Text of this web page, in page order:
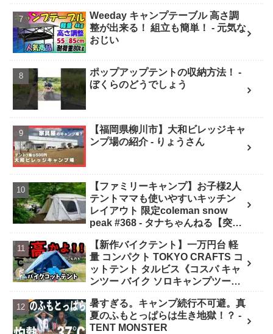
Weeday キャンプテーブル 高さ調
整が出来る！ 組立も簡単！ - 元気な
おじい
ポップアップテントの収納方法！ -
ぼくらのどうでしょう
【福岡県柳川市】大和ビレッジキャ
ンプ場の紹介 - りょうさん
【ファミリーキャンプ】お子様2人
テントママも使いやすいキッチン
レイアウト 限定coleman snow
peak #368 - タナちゃんねる【突撃
【新作バイクテント】一万円台 軽
量 コンパクト TOKYO CRAFTS コ
ットテント タルビス《コスパ キャ
ンツー バイク ソロキャンプツーリ
リー 選び方》 - ｺﾝﾊﾟｸﾄｷﾞｱ紹介★バ
イク野営部
暑すぎる。キャンプ続行不可避。真
夏のふもとっぱらは生き地獄！？ -
TENT MONSTER